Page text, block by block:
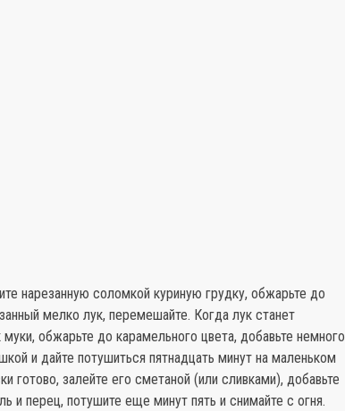
нарезанную соломкой куриную грудку, обжарьте до
мелко лук, перемешайте. Когда лук станет
обжарьте до карамельного цвета, добавьте немного
и дайте потушиться пятнадцать минут на маленьком
готово, залейте его сметаной (или сливками), добавьте
и перец, потушите еще минут пять и снимайте с огня.